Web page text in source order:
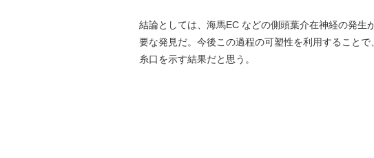
結論としては、海馬EC などの側頭葉介在神経の発
要な発見だ。今後この過程の可塑性を利用すること
糸口を示す結果だと思う。